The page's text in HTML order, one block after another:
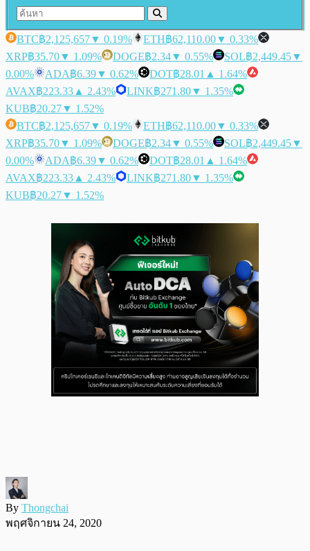
BTC฿2,125,657▼ 0.19% ETH฿62,110.00▼ 0.33%
XRP฿35.70▼ 1.09% DOGE฿2.34▼ 0.55% SOL฿2,449.45▼
0.00%
ADA฿6.39▼ 0.62% DOT฿28.01 ▲ 1.64%
AVAX฿223.33 ▲ 2.43% LINK฿271.80▼ 1.35%
KUB฿20.27▼ 1.52%
BTC฿2,125,657▼ 0.19% ETH฿62,110.00▼ 0.33%
XRP฿35.70▼ 1.09% DOGE฿2.34▼ 0.55% SOL฿2,449.45▼
0.00%
ADA฿6.39▼ 0.62% DOT฿28.01 ▲ 1.64%
AVAX฿223.33 ▲ 2.43% LINK฿271.80▼ 1.35%
KUB฿20.27▼ 1.52%
By Thongchai
พฤศจิกายน 24, 2020